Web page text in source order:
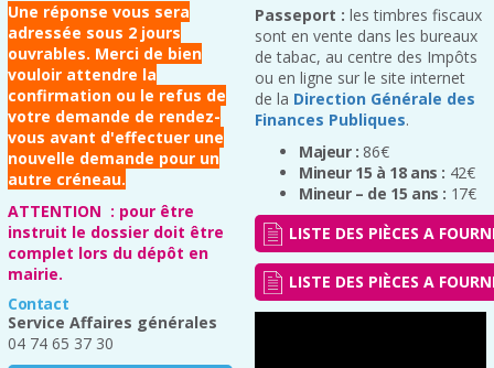
Une réponse vous sera
adressée sous 2 jours
ouvrables. Merci de bien
vouloir attendre la
confirmation ou le refus de
votre demande de rendez-
vous avant d'effectuer une
nouvelle demande pour un
autre créneau.
ATTENTION : pour être
instruit le dossier doit être
complet lors du dépôt en
mairie.
Contact
Service Affaires générales
04 74 65 37 30
Passeport : les timbres fiscaux
sont en vente dans les bureaux
de tabac, au centre des Impôts
ou en ligne sur le site internet
de la Direction Générale des
Finances Publiques.
Majeur : 86€
Mineur 15 à 18 ans : 42€
Mineur – de 15 ans : 17€
LISTE DES PIÈCES A
LISTE DES PIÈCES A